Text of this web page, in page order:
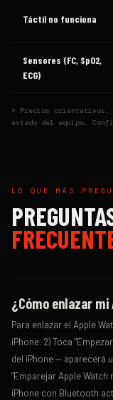
Táctil no funciona
Sensores (FC, SpO2,
ECG)
* Precios orientativos.
estado del equipo.
LO QUE MÁS
¿Cómo enlazar mi
Para enlazar el Apple
iPhone. 2) Toca
del iPhone — aparecerá
"Emparejar Apple Watch
iPhone con Bluetooth